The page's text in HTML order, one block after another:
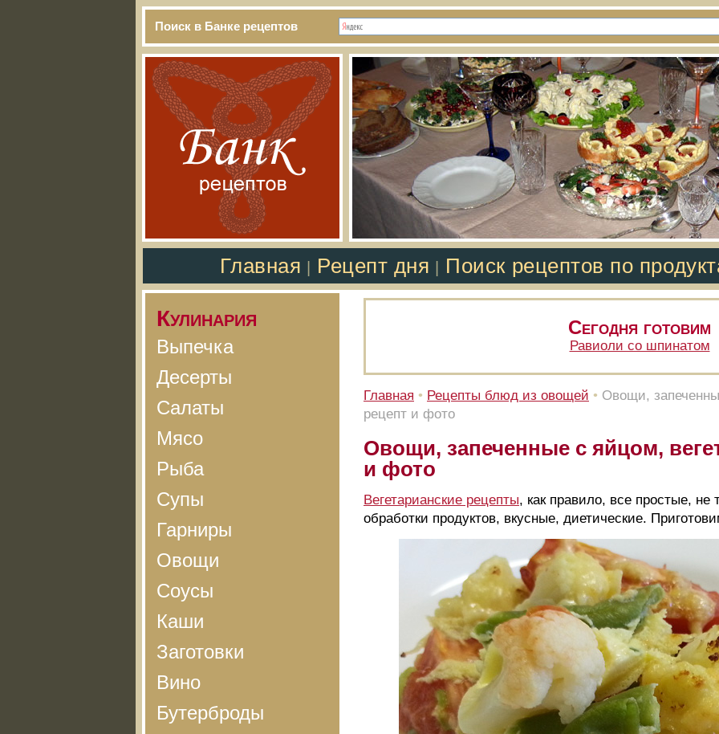
Поиск в Банке рецептов
Главная Рецепт дня Поиск рецептов по
Кулинария
Выпечка
Десерты
Салаты
Мясо
Рыба
Супы
Гарниры
Овощи
Соусы
Каши
Заготовки
Вино
Бутерброды
Сегодня готовим
Равиоли со шпинатом
Главная • Рецепты блюд из овощей • Овощи,
рецепт и фото
Овощи, запеченные с яйцом,
и фото
Вегетарианские рецепты, как правило, все простые, не
обработки продуктов, вкусные, диетические.